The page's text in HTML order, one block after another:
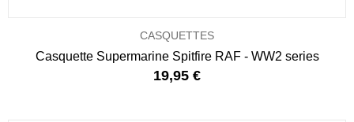
CASQUETTES
Casquette Supermarine Spitfire RAF - WW2 series
19,95 €